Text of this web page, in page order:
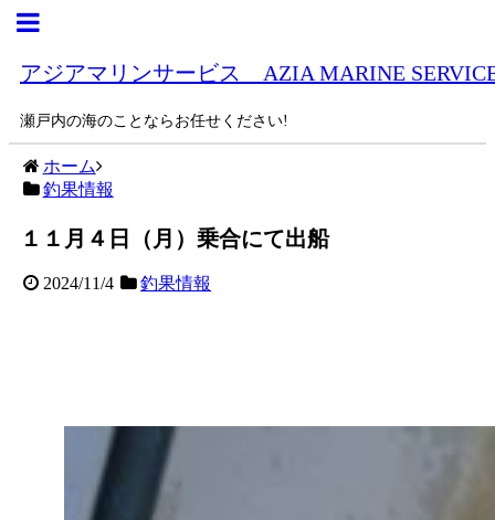
アジアマリンサービス AZIA MARINE
瀬戸内の海のことならお任せください!
ホーム
釣果情報
１１月４日（月）乗合にて出船
2024/11/4 釣果情報